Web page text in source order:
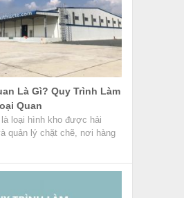
Là Gì? Quy Trình Làm
Quan
là loại hình kho được hải
quản lý chặt chẽ, nơi hàng